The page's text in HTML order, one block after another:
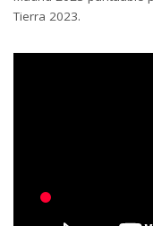
Tierra 2023.